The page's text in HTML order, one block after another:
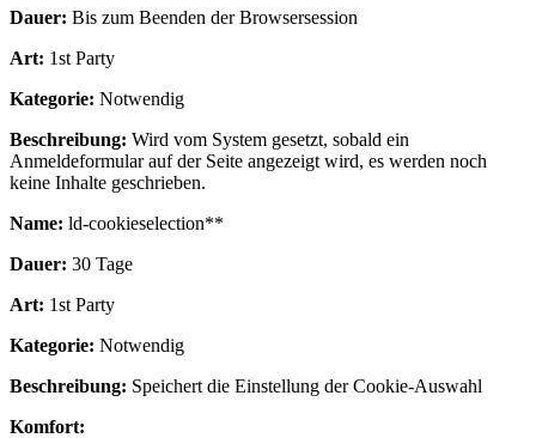
Dauer: Bis zum Beenden der Browsersession
Art: 1st Party
Kategorie: Notwendig
Beschreibung: Wird vom System gesetzt, sobald ein
Anmeldeformular auf der Seite angezeigt wird, es werden noch
keine Inhalte geschrieben.
Name: ld-cookieselection**
Dauer: 30 Tage
Art: 1st Party
Kategorie: Notwendig
Beschreibung: Speichert die Einstellung der Cookie-Auswahl
Komfort: